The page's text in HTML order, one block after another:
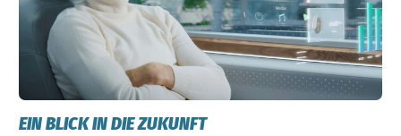
EIN BLICK IN DIE ZUKUNFT